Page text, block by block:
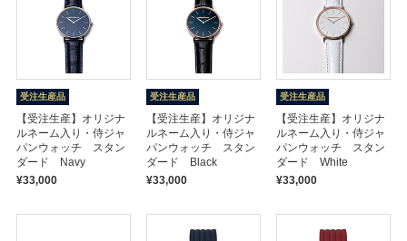
受注生産品
【受注生産】オリジナ
ルネーム入り・侍ジャ
パンウォッチ スタン
ダード Navy
¥33,000
受注生産品
【受注生産】オリジナ
ルネーム入り・侍ジャ
パンウォッチ スタン
ダード Black
¥33,000
受注生産品
【受注生産】オリジナ
ルネーム入り・侍ジャ
パンウォッチ スタン
ダード White
¥33,000